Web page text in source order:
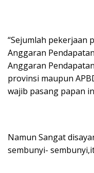
“Sejumlah pekerjaan
Anggaran
Anggaran
provinsi maupun
wajib pasang papan
Namun Sangat
sembunyi-